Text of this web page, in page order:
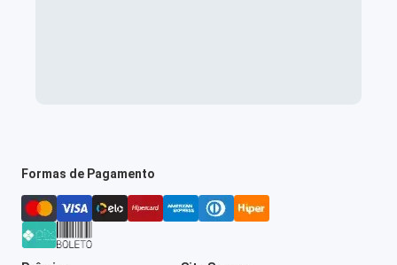
Formas de Pagamento